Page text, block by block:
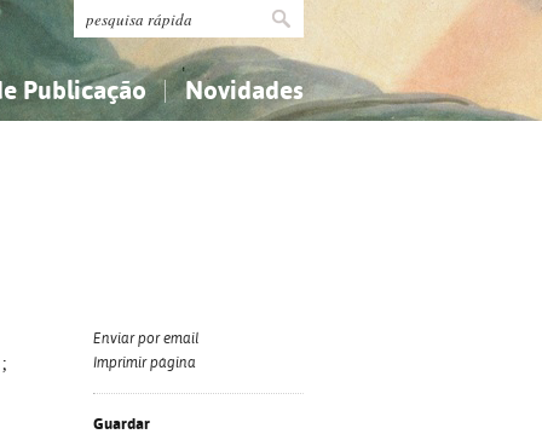
Publicação Novidades
Enviar por email
Imprimir página
Guardar